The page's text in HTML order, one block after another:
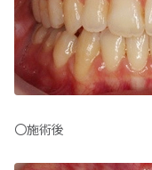
〇施術後